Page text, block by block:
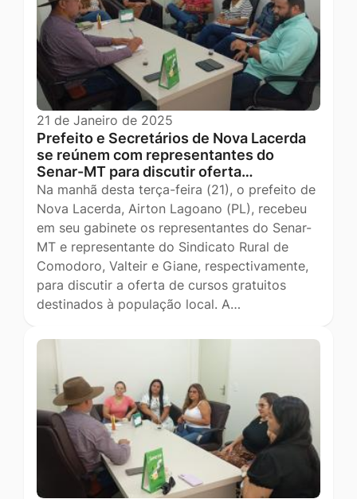
21 de Janeiro de 2025
Prefeito e Secretários de Nova Lacerda
se reúnem com representantes do
Senar-MT para discutir oferta…
Na manhã desta terça-feira (21), o prefeito de
Nova Lacerda, Airton Lagoano (PL), recebeu
em seu gabinete os representantes do Senar-
MT e representante do Sindicato Rural de
Comodoro, Valteir e Giane, respectivamente,
para discutir a oferta de cursos gratuitos
destinados à população local. A…